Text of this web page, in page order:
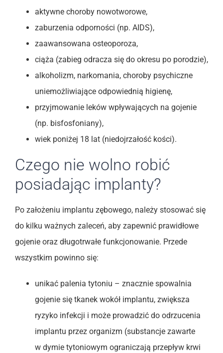
aktywne choroby nowotworowe,
zaburzenia odporności (np. AIDS),
zaawansowana osteoporoza,
ciąża (zabieg odracza się do okresu po porodzie),
alkoholizm, narkomania, choroby psychiczne
uniemożliwiające odpowiednią higienę,
przyjmowanie leków wpływających na gojenie
(np. bisfosfoniany),
wiek poniżej 18 lat (niedojrzałość kości).
Czego nie wolno robić
posiadając implanty?
Po założeniu implantu zębowego, należy stosować się
do kilku ważnych zaleceń, aby zapewnić prawidłowe
gojenie oraz długotrwałe funkcjonowanie. Przede
wszystkim powinno się:
unikać palenia tytoniu – znacznie spowalnia
gojenie się tkanek wokół implantu, zwiększa
ryzyko infekcji i może prowadzić do odrzucenia
implantu przez organizm (substancje zawarte
w dymie tytoniowym ograniczają przepływ krwi